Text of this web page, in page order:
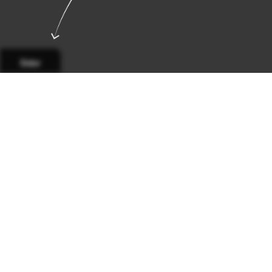
Sidor